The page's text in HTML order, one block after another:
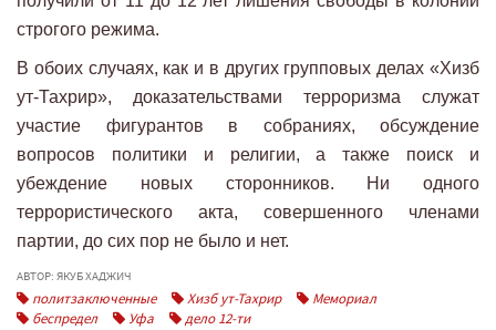
строгого режима.
В обоих случаях, как и в других групповых делах «Хизб
ут-Тахрир», доказательствами терроризма служат
участие фигурантов в собраниях, обсуждение
вопросов политики и религии, а также поиск и
убеждение новых сторонников. Ни одного
террористического акта, совершенного членами
партии, до сих пор не было и нет.
АВТОР: ЯКУБ ХАДЖИЧ
политзаключенные Хизб ут-Тахрир
Мемориал
беспредел
Уфа дело 12-ти